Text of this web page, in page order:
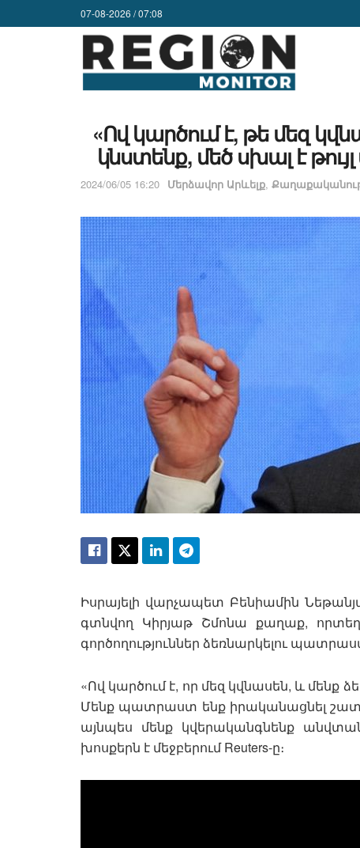
07-08-2026 / 07:08
«Ով կարծում է, թե մեզ
կնստենք, մեծ սխալ է
2024/06/05 16:20 Մերձավոր Արևելք,
Իսրայելի վարչապետ Բենիամին
գտնվող Կիրյաթ Շմոնա քաղաք,
գործողություններ ձեռնարկելու
«Ով կարծում է, որ մեզ կվնասեն, և մենք
Մենք պատրաստ ենք իրականացնել շատ
այնպես մենք կվերականգնենք
խոսքերն է մեջբերում Reuters-ը։